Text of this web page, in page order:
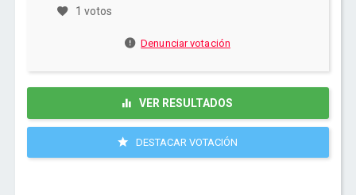
1 votos
Denunciar votación
VER RESULTADOS
DESTACAR VOTACIÓN